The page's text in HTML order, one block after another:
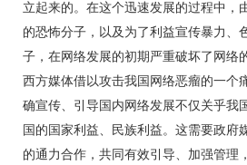
立起来的。在这个迅速发展的过程中，
的恐怖分子，以及为了利益宣传暴力、
子，在网络发展的初期严重破坏了网络
西方媒体借以攻击我国网络恶瘤的一个
确宣传、引导国内网络发展不仅关乎我
国的国家利益、民族利益。这需要政府
的通力合作，共同有效引导、加强管理